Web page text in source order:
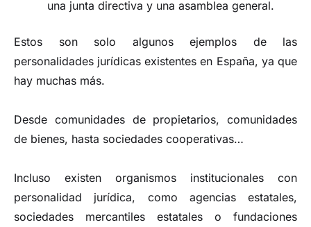
una junta directiva y una asamblea general.
Estos son solo algunos ejemplos de las
personalidades jurídicas existentes en España, ya que
hay muchas más.
Desde comunidades de propietarios, comunidades
de bienes, hasta sociedades cooperativas…
Incluso existen organismos institucionales con
personalidad jurídica, como agencias estatales,
sociedades mercantiles estatales o fundaciones